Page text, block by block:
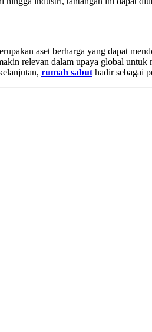
aset berharga yang dapat
relevan dalam upaya global
rumah sabut hadir sebagai